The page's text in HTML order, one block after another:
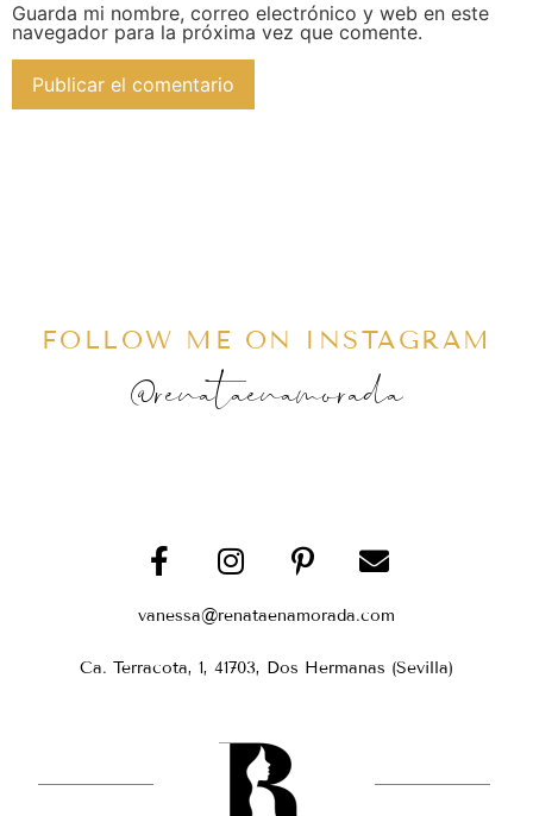
Guarda mi nombre, correo electrónico y web en este
navegador para la próxima vez que comente.
FOLLOW ME ON INSTAGRAM
@renataenamorada
vanessa@renataenamorada.com
Ca. Terracota, 1, 41703, Dos Hermanas (Sevilla)